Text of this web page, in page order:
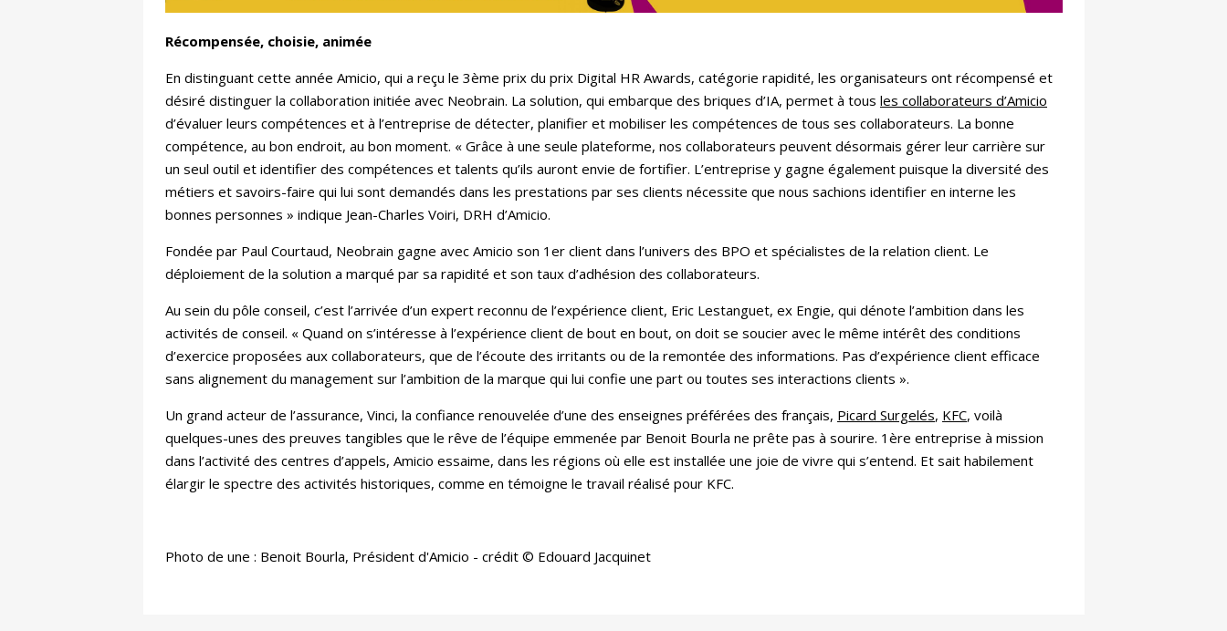
Récompensée, choisie, animée
En distinguant cette année Amicio, qui a reçu le 3ème prix du prix Digital HR Awards, catégorie rapidité, les organisateurs ont récompensé et
désiré distinguer la collaboration initiée avec Neobrain. La solution, qui embarque des briques d’IA, permet à tous les collaborateurs d’Amicio
d’évaluer leurs compétences et à l’entreprise de détecter, planifier et mobiliser les compétences de tous ses collaborateurs. La bonne
compétence, au bon endroit, au bon moment. « Grâce à une seule plateforme, nos collaborateurs peuvent désormais gérer leur carrière sur
un seul outil et identifier des compétences et talents qu’ils auront envie de fortifier. L’entreprise y gagne également puisque la diversité des
métiers et savoirs-faire qui lui sont demandés dans les prestations par ses clients nécessite que nous sachions identifier en interne les
bonnes personnes » indique Jean-Charles Voiri, DRH d’Amicio.
Fondée par Paul Courtaud, Neobrain gagne avec Amicio son 1er client dans l’univers des BPO et spécialistes de la relation client. Le
déploiement de la solution a marqué par sa rapidité et son taux d’adhésion des collaborateurs.
Au sein du pôle conseil, c’est l’arrivée d’un expert reconnu de l’expérience client, Eric Lestanguet, ex Engie, qui dénote l’ambition dans les
activités de conseil. « Quand on s’intéresse à l’expérience client de bout en bout, on doit se soucier avec le même intérêt des conditions
d’exercice proposées aux collaborateurs, que de l’écoute des irritants ou de la remontée des informations. Pas d’expérience client efficace
sans alignement du management sur l’ambition de la marque qui lui confie une part ou toutes ses interactions clients ».
Un grand acteur de l’assurance, Vinci, la confiance renouvelée d’une des enseignes préférées des français, Picard Surgelés, KFC, voilà
quelques-unes des preuves tangibles que le rêve de l’équipe emmenée par Benoit Bourla ne prête pas à sourire. 1ère entreprise à mission
dans l’activité des centres d’appels, Amicio essaime, dans les régions où elle est installée une joie de vivre qui s’entend. Et sait habilement
élargir le spectre des activités historiques, comme en témoigne le travail réalisé pour KFC.
Photo de une : Benoit Bourla, Président d'Amicio - crédit © Edouard Jacquinet